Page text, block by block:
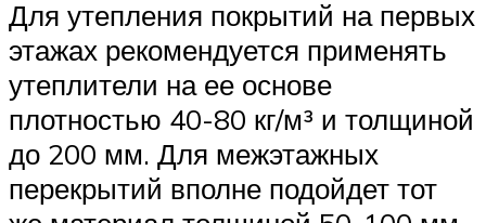
Для утепления покрытий на первых
этажах рекомендуется применять
утеплители на ее основе
плотностью 40-80 кг/м³ и толщиной
до 200 мм. Для межэтажных
перекрытий вполне подойдет тот